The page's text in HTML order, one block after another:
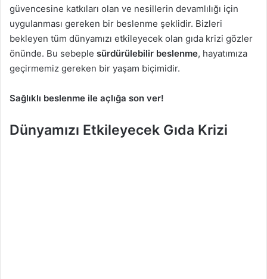
güvencesine katkıları olan ve nesillerin devamlılığı için
uygulanması gereken bir beslenme şeklidir. Bizleri
bekleyen tüm dünyamızı etkileyecek olan gıda krizi gözler
önünde. Bu sebeple sürdürülebilir beslenme, hayatımıza
geçirmemiz gereken bir yaşam biçimidir.
Sağlıklı beslenme ile açlığa son ver!
Dünyamızı Etkileyecek Gıda Krizi